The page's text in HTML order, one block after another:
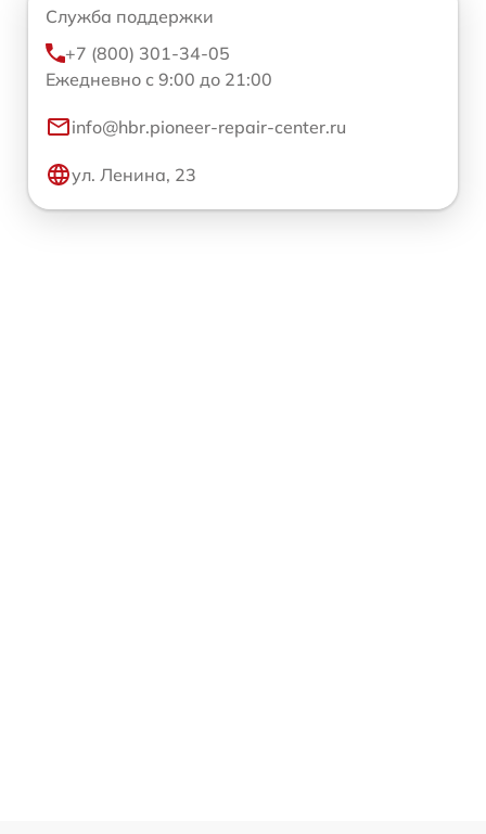
Служба поддержки
+7 (800) 301-34-05
Ежедневно с 9:00 до 21:00
info@hbr.pioneer-repair-center.ru
ул. Ленина, 23